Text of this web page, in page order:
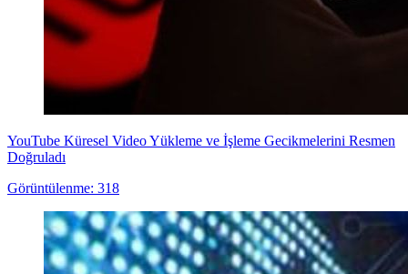
YouTube Küresel Video Yükleme ve İşleme Gecikmelerini Resmen
Doğruladı
Görüntülenme: 318